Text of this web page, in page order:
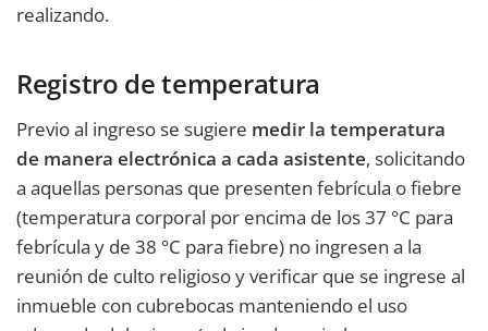
realizando.
Registro de temperatura
Previo al ingreso se sugiere medir la temperatura
de manera electrónica a cada asistente, solicitando
a aquellas personas que presenten febrícula o fiebre
(temperatura corporal por encima de los 37 °C para
febrícula y de 38 °C para fiebre) no ingresen a la
reunión de culto religioso y verificar que se ingrese al
inmueble con cubrebocas manteniendo el uso